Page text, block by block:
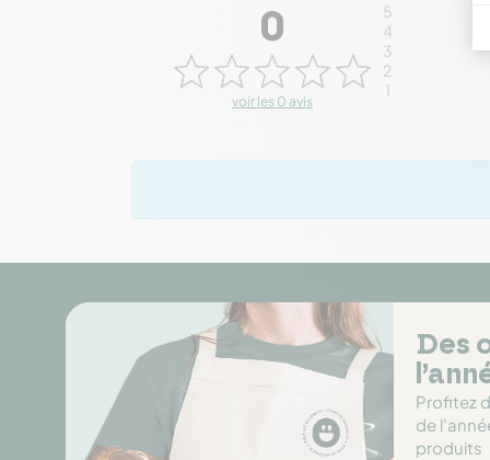
0
voir les 0 avis
5
4
3
2
1
Des
Profitez
de
produits